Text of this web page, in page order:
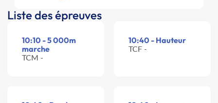
Liste des épreuves
10:10 - 5 000m
marche
TCM -
10:40 - Hauteur
TCF -